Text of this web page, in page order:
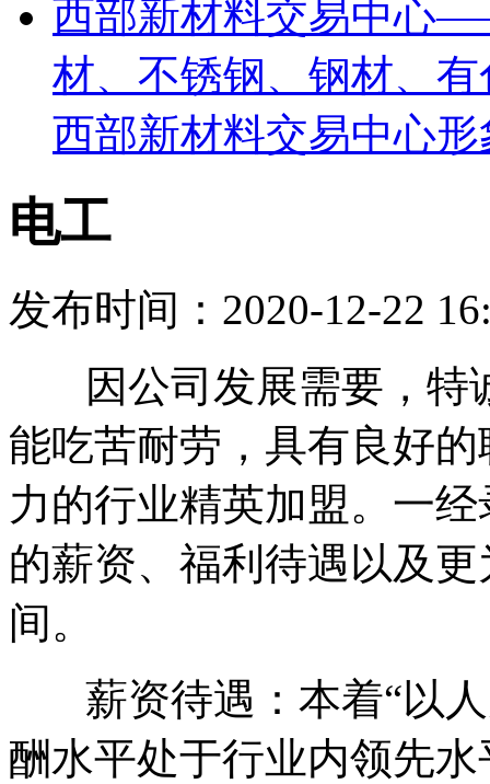
西部新材料交易中心
材、不锈钢、钢材、
西部新材料交易中心
电工
发布时间：2020-12-22
因公司发展需要，特
能吃苦耐劳，具有良好
力的行业精英加盟。一
的薪资、福利待遇以及
间。
薪资待遇：本着“以人
酬水平处于行业内领先水